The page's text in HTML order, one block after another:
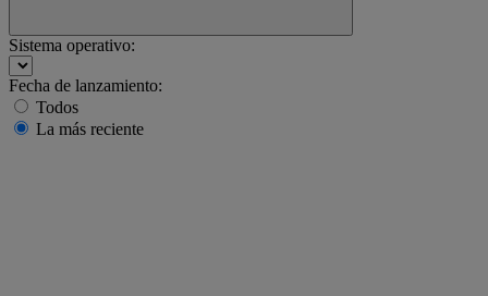
Sistema operativo:
Fecha de lanzamiento:
Todos
La más reciente